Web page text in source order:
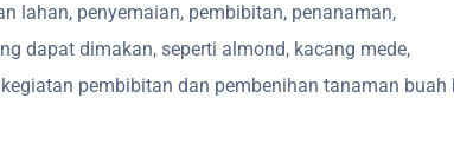
lahan, penyemaian, pembibitan, penanaman,
dapat dimakan, seperti almond, kacang mede,
pembibitan dan pembenihan tanaman buah